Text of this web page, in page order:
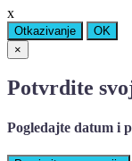
x
Otkazivanje
OK
×
Potvrdite
Pogledajte datum i